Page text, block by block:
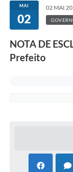
MAI
02
02 MAI
NOTA DE
Prefeito